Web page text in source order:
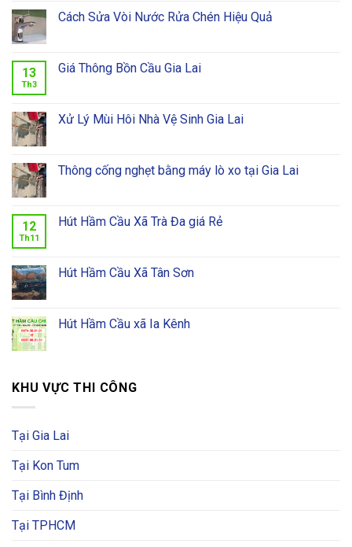
Cách Sửa Vòi Nước Rửa Chén Hiệu Quả
13
Th3
Giá Thông Bồn Cầu Gia Lai
Xử Lý Mùi Hôi Nhà Vệ Sinh Gia Lai
Thông cống nghẹt bằng máy lò xo tại Gia Lai
12
Th11
Hút Hầm Cầu Xã Trà Đa giá Rẻ
Hút Hầm Cầu Xã Tân Sơn
Hút Hầm Cầu xã Ia Kênh
KHU VỰC THI CÔNG
Tại Gia Lai
Tại Kon Tum
Tại Bình Định
Tại TPHCM